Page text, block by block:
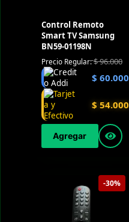
Control Remoto
Smart TV Samsung
BN59-01198N
Precio Regular:$96.000
$ 60.000
$ 54.000
Agregar
-30%